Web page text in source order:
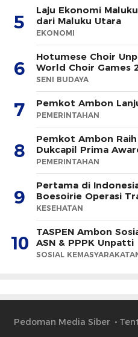
5
Laju Ekonomi
dari Maluku Utara
EKONOMI
6
Hotumese Choir
World Choir Games
SENI BUDAYA
7 Pemkot Ambon
PEMERINTAHAN
8
Pemkot Ambon
Dukcapil Prima
PEMERINTAHAN
9
Pertama di
Boesoirie Operasi
KESEHATAN
10
TASPEN Ambon
ASN & PPPK Unpatti
SOSIAL
Pedoman Media Siber